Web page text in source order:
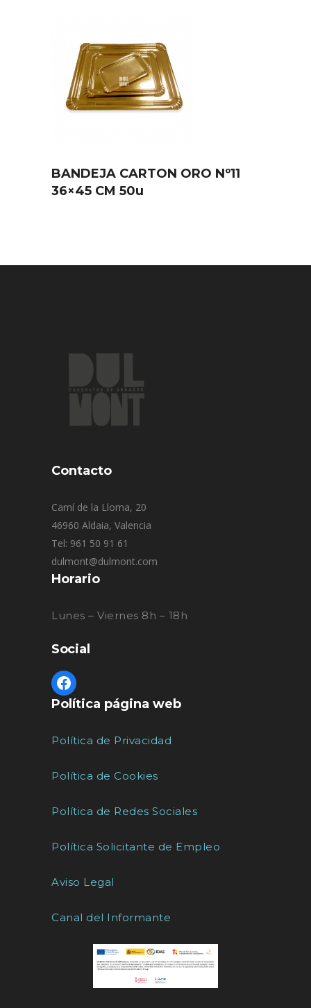
BANDEJA CARTON ORO Nº11
36×45 CM 50u
Contacto
Camí de la Lloma, 20
46960 Aldaia, Valencia
Tel: 961 50 91 61
dulmont@dulmont.com
Horario
Lunes – Viernes 8h – 18h
Social
Política página web
Política de Privacidad
Política de Cookies
Política de Redes Sociales
Política Solicitante de Empleo
Aviso Legal
Canal del Informante